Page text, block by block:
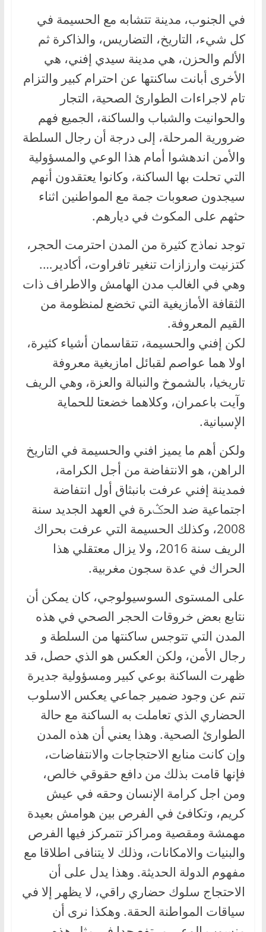
في الجنوب، مدينة تتشابه مع الحسيمة في
كل شيء، التاريخ، التضاريس، والذاكرة ثم
الألم والحزن، هي مدينة سيدي إفني، هي
الأخرى أبانت ساكنتها عن احترام كبير والتزام
تام لاجراءات الطوارئ الصحية، التجار
والحوانيت والشباب والساكنة، الجميع فهم
ضرورية المرحلة، إلى درجة أن رجال السلطة
والأمن اندهشوا أمام هذا الوعي والمسؤولية
التي تحلت بها الساكنة، وكانوا يعتقدون أنهم
سيجدون صعوبات جمة مع المواطنين اثناء
حثهم على المكوث في ديارهم.
توجد نماذج كثيرة من المدن احترمت الحجر،
كتزنيت وارزازات تنغير تافراوت، أكادير….
وهي في الغالب مدن الهامش والاطراف ذات
الثقافة الأمازيغية التي تخضع لمنظومة من
القيم المعروفة.
لكن إفني والحسيمة، تتقاسمان أشياء كثيرة،
اولا هما عواصم لقبائل امازيغية معروفة
تاريخيا، بالشموخ والنبالة والعزة، وهي الريف
وآيت باعمران، وكلاهما خضعتا للحماية
الإسبانية.
ولكن أهم ما يميز افني والحسيمة في التاريخ
الراهن، هو الانتفاضة من أجل الكرامة،
فمدينة إفني عرفت بانبثاق أول انتفاضة
اجتماعية ضد الحݣرة في العهد الجديد سنة
2008، وكذلك الحسيمة التي عرفت بحراك
الريف سنة 2016، ولا يزال معتقلي هذا
الحراك في عدة سجون مغربية.
على المستوى السوسيولوجي، كان يمكن أن
نتابع بعض خروقات الحجر الصحي في هذه
المدن التي تتوجس ساكنتها من السلطة و
رجال الأمن، ولكن العكس هو الذي حصل، قد
ظهرت الساكنة بوعي كبير ومسؤولية جديرة
تنم عن وجود ضمير جماعي يعكس الاسلوب
الحضاري الذي تعاملت به الساكنة مع حالة
الطوارئ الصحية. وهذا يعني أن هذه المدن
وإن كانت منابع الاحتجاجات والانتفاضات،
فإنها قامت بذلك من دافع حقوقي خالص،
ومن اجل كرامة الإنسان وحقه في عيش
كريم، وتكافئ في الفرص بين هوامش بعيدة
مهمشة ومقصية ومراكز تتمركز فيها الفرص
والبنيات والامكانات، وذلك لا يتنافى اطلاقا مع
مفهوم الدولة الحديثة. وهذا يدل على أن
الاحتجاج سلوك حضاري راقي، لا يظهر إلا في
سياقات المواطنة الحقة. وهكذا نرى أن